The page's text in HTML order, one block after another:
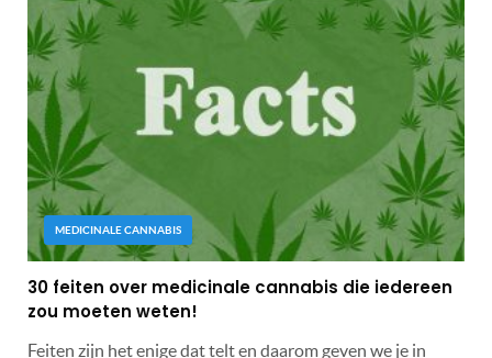
MEDICINALE CANNABIS
30 feiten over medicinale cannabis die iedereen
zou moeten weten!
Feiten zijn het enige dat telt en daarom geven we je in